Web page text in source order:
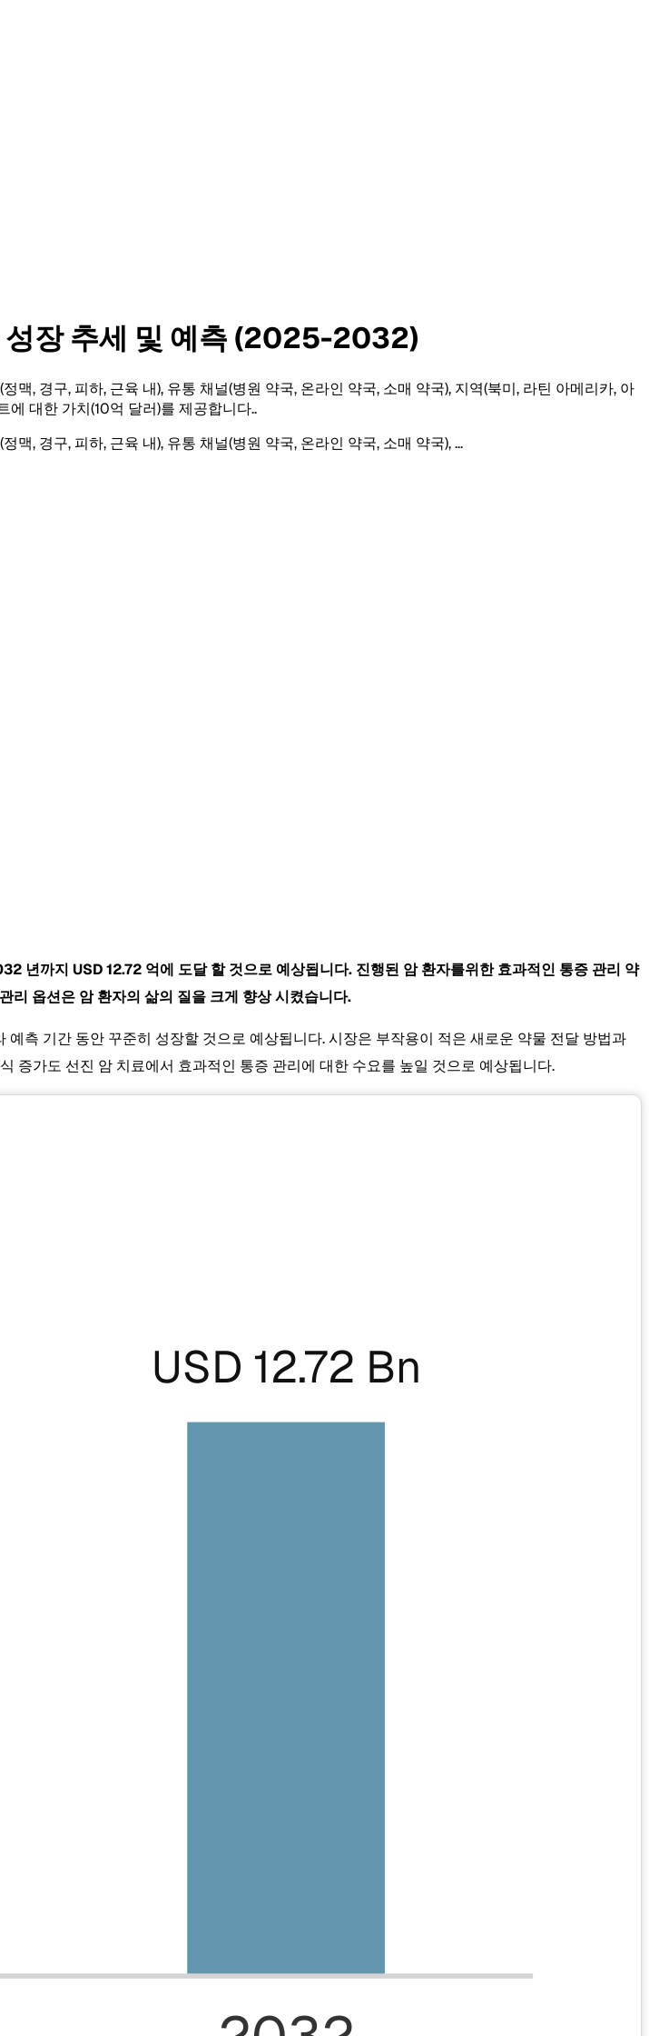
성장 추세 및 예측 (2025-2032)
, 경구, 피하, 근육 내), 유통 채널(병원 약국, 온라인 약국, 소매 약국), 지역(북미, 라틴 아메리카, 아
에 대한 가치(10억 달러)를 제공합니다..
맥, 경구, 피하, 근육 내), 유통 채널(병원 약국, 온라인 약국, 소매 약국),...
년까지 USD 12.72 억에 도달 할 것으로 예상됩니다. 진행된 암 환자를위한 효과적인 통증 관리 약
리 옵션은 암 환자의 삶의 질을 크게 향상 시켰습니다.
측 기간 동안 꾸준히 성장할 것으로 예상됩니다. 시장은 부작용이 적은 새로운 약물 전달 방법과
증가도 선진 암 치료에서 효과적인 통증 관리에 대한 수요를 높일 것으로 예상됩니다.
USD 12.72 Bn